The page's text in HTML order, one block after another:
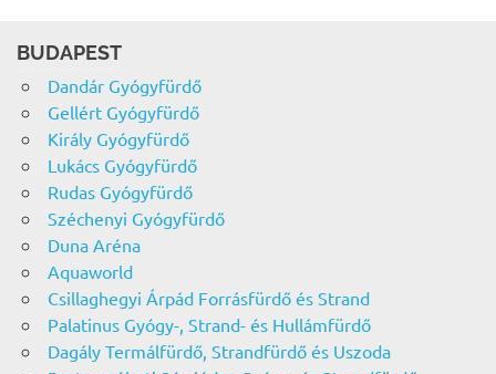
BUDAPEST
Dandár Gyógyfürdő
Gellért Gyógyfürdő
Király Gyógyfürdő
Lukács Gyógyfürdő
Rudas Gyógyfürdő
Széchenyi Gyógyfürdő
Duna Aréna
Aquaworld
Csillaghegyi Árpád Forrásfürdő és Strand
Palatinus Gyógy-, Strand- és Hullámfürdő
Dagály Termálfürdő, Strandfürdő és Uszoda